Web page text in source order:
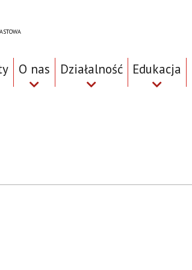
O nas Działalność Edukacja